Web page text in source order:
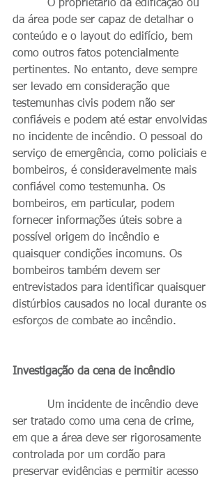
da área pode ser capaz de detalhar o
conteúdo e o layout do edifício, bem
como outros fatos potencialmente
pertinentes. No entanto, deve sempre
ser levado em consideração que
testemunhas civis podem não ser
confiáveis ​​e podem até estar envolvidas
no incidente de incêndio. O pessoal do
serviço de emergência, como policiais e
bombeiros, é consideravelmente mais
confiável como testemunha. Os
bombeiros, em particular, podem
fornecer informações úteis sobre a
possível origem do incêndio e
quaisquer condições incomuns. Os
bombeiros também devem ser
entrevistados para identificar quaisquer
distúrbios causados ​​no local durante os
esforços de combate ao incêndio.
Investigação da cena de incêndio
ser tratado como uma cena de crime,
em que a área deve ser rigorosamente
controlada por um cordão para
preservar evidências e permitir acesso